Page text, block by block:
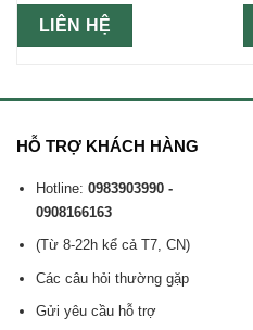
LIÊN HỆ
HỖ TRỢ KHÁCH HÀNG
Hotline: 0983903990 -
0908166163
(Từ 8-22h kể cả T7, CN)
Các câu hỏi thường gặp
Gửi yêu cầu hỗ trợ